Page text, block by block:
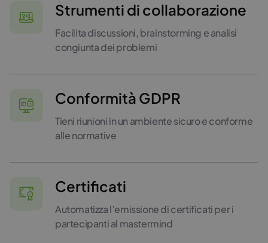
Strumenti di collaborazione
Facilita discussioni, brainstorming e analisi
congiunta dei problemi
Conformità GDPR
Tieni riunioni in un ambiente sicuro e conforme
alle normative
Certificati
Automatizza l’emissione di certificati per i
partecipanti al mastermind